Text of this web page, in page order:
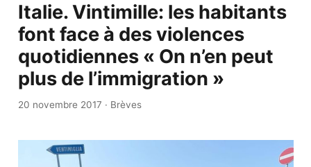
Italie. Vintimille: les habitants
font face à des violences
quotidiennes « On n’en peut
plus de l’immigration »
20 novembre 2017 · Brèves